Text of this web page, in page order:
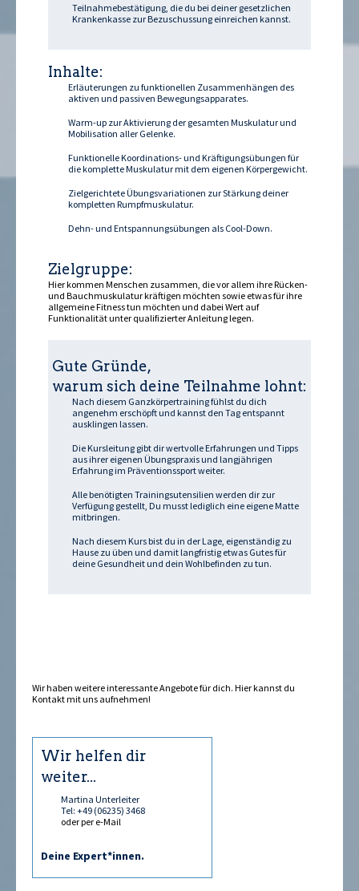
Teilnahmebestätigung, die du bei deiner gesetzlichen
Krankenkasse zur Bezuschussung einreichen kannst.
Inhalte:
Erläuterungen zu funktionellen Zusammenhängen des
aktiven und passiven Bewegungsapparates.
Warm-up zur Aktivierung der gesamten Muskulatur und
Mobilisation aller Gelenke.
Funktionelle Koordinations- und Kräftigungsübungen für
die komplette Muskulatur mit dem eigenen Körpergewicht.
Zielgerichtete Übungsvariationen zur Stärkung deiner
kompletten Rumpfmuskulatur.
Dehn- und Entspannungsübungen als Cool-Down.
Zielgruppe:
Hier kommen Menschen zusammen, die vor allem ihre Rücken-
und Bauchmuskulatur kräftigen möchten sowie etwas für ihre
allgemeine Fitness tun möchten und dabei Wert auf
Funktionalität unter qualifizierter Anleitung legen.
Gute Gründe,
warum sich deine Teilnahme lohnt:
Nach diesem Ganzkörpertraining fühlst du dich
angenehm erschöpft und kannst den Tag entspannt
ausklingen lassen.
Die Kursleitung gibt dir wertvolle Erfahrungen und Tipps
aus ihrer eigenen Übungspraxis und langjährigen
Erfahrung im Präventionssport weiter.
Alle benötigten Trainingsutensilien werden dir zur
Verfügung gestellt, Du musst lediglich eine eigene Matte
mitbringen.
Nach diesem Kurs bist du in der Lage, eigenständig zu
Hause zu üben und damit langfristig etwas Gutes für
deine Gesundheit und dein Wohlbefinden zu tun.
Wir haben weitere interessante Angebote für dich. Hier kannst du
Kontaktmit uns aufnehmen!
Wir helfen dir
weiter...
Martina Unterleiter
Tel: +49 (06235) 3468
oder per e-Mail
Deine Expert*innen.